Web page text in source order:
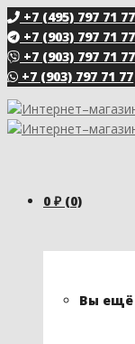
+7 (495) 797 71 77
+7 (903) 797 71 77
+7 (903) 797 71 77
+7 (903) 797 71 77
0 ₽(0)
Вы ещё